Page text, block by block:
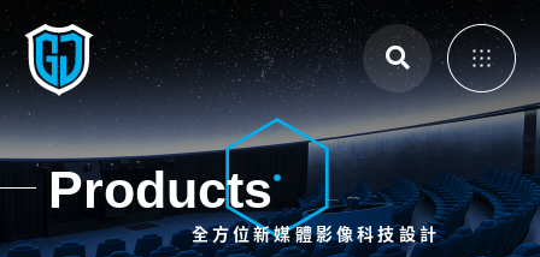
主選單
展覽展示設計
Products
全方位新媒體影像科技設計